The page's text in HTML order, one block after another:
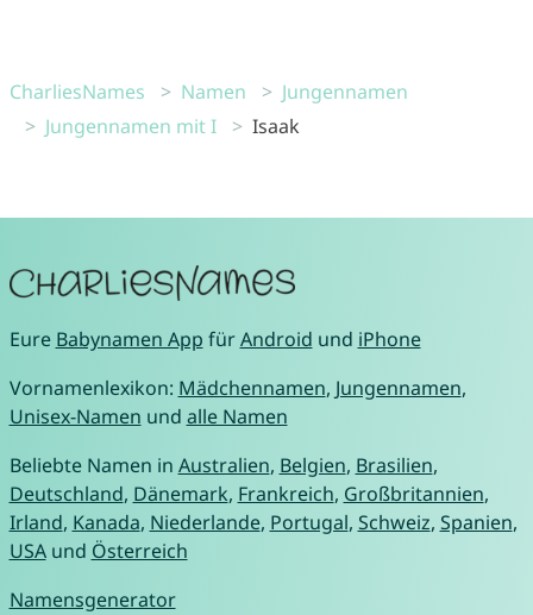
CharliesNames Namen
Jungennamen
Jungennamen mit I
Isaak
Eure Babynamen App fürAndroid und iPhone
Vornamenlexikon: Mädchennamen, Jungennamen,
Unisex-Namen und alle Namen
Beliebte Namen in Australien, Belgien, Brasilien,
Deutschland, Dänemark, Frankreich, Großbritannien,
Irland, Kanada, Niederlande, Portugal, Schweiz, Spanien,
USAund Österreich
Namensgenerator